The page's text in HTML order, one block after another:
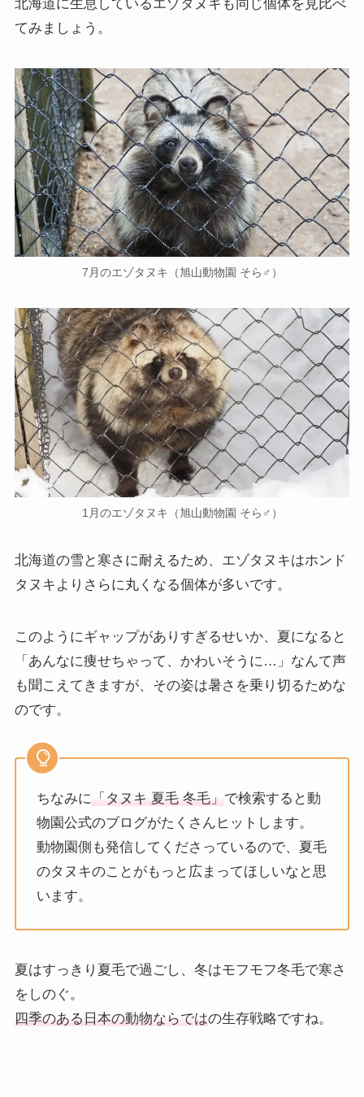
北海道に生息しているエゾタヌキも同じ個体を見比べ
てみましょう。
7月のエゾタヌキ（旭山動物園 そら♂）
1月のエゾタヌキ（旭山動物園 そら♂）
北海道の雪と寒さに耐えるため、エゾタヌキはホンド
タヌキよりさらに丸くなる個体が多いです。
このようにギャップがありすぎるせいか、夏になると
「あんなに痩せちゃって、かわいそうに…」なんて声
も聞こえてきますが、その姿は暑さを乗り切るためな
のです。
ちなみに 「タヌキ 夏毛 冬毛」 で検索すると動
物園公式のブログがたくさんヒットします。
動物園側も発信してくださっているので、夏毛
のタヌキのことがもっと広まってほしいなと思
います。
夏はすっきり夏毛で過ごし、冬はモフモフ冬毛で寒さ
をしのぐ。
四季のある日本の動物ならではの生存戦略ですね。